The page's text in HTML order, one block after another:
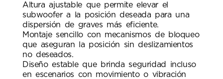
Altura ajustable que permite elevar el
subwoofer a la posición deseada para una
dispersión de graves más eficiente.
Montaje sencillo con mecanismos de bloqueo
que aseguran la posición sin deslizamientos
no deseados.
Diseño estable que brinda seguridad incluso
en escenarios con movimiento o vibración